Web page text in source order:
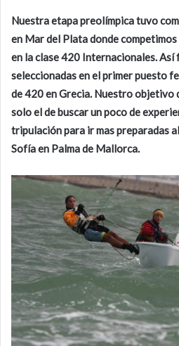
Nuestra etapa preolímpica tuvo
en Mar del Plata donde competimos
en la clase 420 Internacionales. Así
seleccionadas en el primer puesto
de 420 en Grecia. Nuestro objetivo
solo el de buscar un poco de
tripulación para ir mas preparadas
Sofía en Palma de Mallorca.